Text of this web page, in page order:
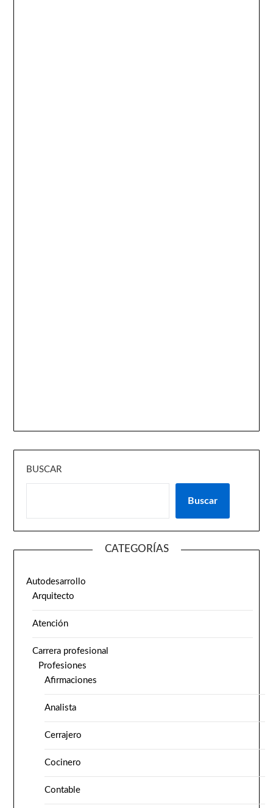
BUSCAR
Buscar
CATEGORÍAS
Autodesarrollo
Arquitecto
Atención
Carrera profesional
Profesiones
Afirmaciones
Analista
Cerrajero
Cocinero
Contable